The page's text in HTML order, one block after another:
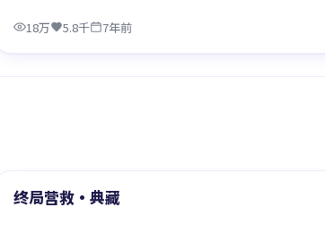
18万 5.8千 7年前
最新
终局营救·典藏